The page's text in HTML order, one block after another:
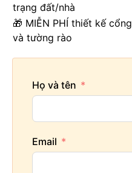
trạng đất/nhà
🎁 MIỄN PHÍ thiết kế cổng
và tường rào
Họ và tên
Email